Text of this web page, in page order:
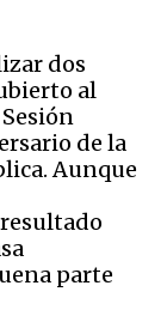
dos
al
de la
Aunque
parte